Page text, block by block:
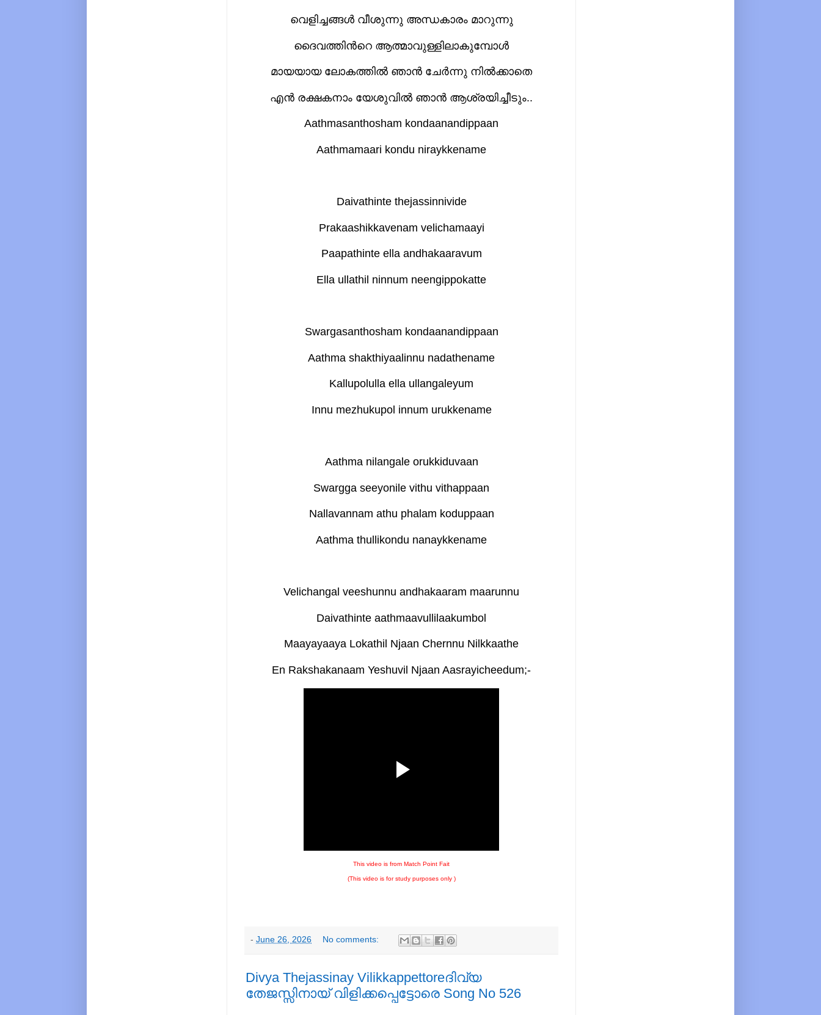
വെളിച്ചങ്ങൾ വീശുന്നു അന്ധകാരം മാറുന്നു
ദൈവത്തിന്‍റെ ആത്മാവുള്ളിലാകുമ്പോൾ
മായയായ ലോകത്തില്‍ ഞാന്‍ ചേര്‍ന്നു നില്‍ക്കാതെ
എന്‍ രക്ഷകനാം യേശുവില്‍ ഞാന്‍ ആശ്രയിച്ചീടും..
Aathmasanthosham kondaanandippaan
Aathmamaari kondu niraykkename
Daivathinte thejassinnivide
Prakaashikkavenam velichamaayi
Paapathinte ella andhakaaravum
Ella ullathil ninnum neengippokatte
Swargasanthosham kondaanandippaan
Aathma shakthiyaalinnu nadathename
Kallupolulla ella ullangaleyum
Innu mezhukupol innum urukkename
Aathma nilangale orukkiduvaan
Swargga seeyonile vithu vithappaan
Nallavannam athu phalam koduppaan
Aathma thullikondu nanaykkename
Velichangal veeshunnu andhakaaram maarunnu
Daivathinte aathmaavullilaakumbol
Maayayaaya Lokathil Njaan Chernnu Nilkkaathe
En Rakshakanaam Yeshuvil Njaan Aasrayicheedum;-
This video is from Match Point Fait
(This video is for study purposes only )
- June 26, 2026 No comments:
Divya Thejassinay Vilikkappettoreദിവ്യ
തേജസ്സിനായ് വിളിക്കപ്പെട്ടോരെ Song No 526